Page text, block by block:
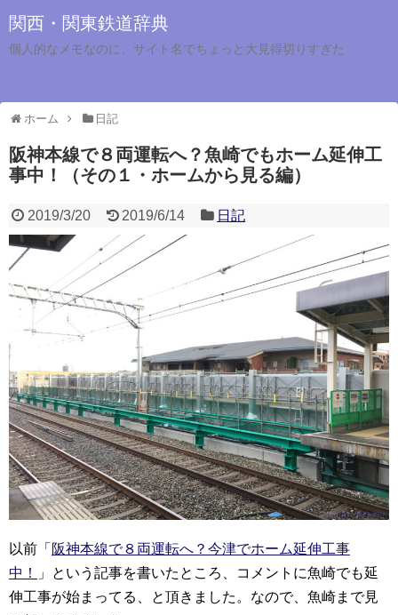
関西・関東鉄道辞典
個人的なメモなのに、サイト名でちょっと大見得切りすぎた
ホーム 日記
阪神本線で８両運転へ？魚崎でもホーム延伸工
事中！（その１・ホームから見る編）
2019/3/20 2019/6/14 日記
以前「 阪神本線で８両運転へ？今津でホーム延伸工事
中！
」という記事を書いたところ、コメントに魚崎でも延
伸工事が始まってる、と頂きました。なので、魚崎まで見